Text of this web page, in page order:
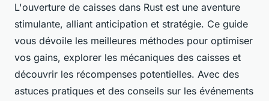
L'ouverture de caisses dans Rust est une aventure
stimulante, alliant anticipation et stratégie. Ce guide
vous dévoile les meilleures méthodes pour optimiser
vos gains, explorer les mécaniques des caisses et
découvrir les récompenses potentielles. Avec des
astuces pratiques et des conseils sur les événements